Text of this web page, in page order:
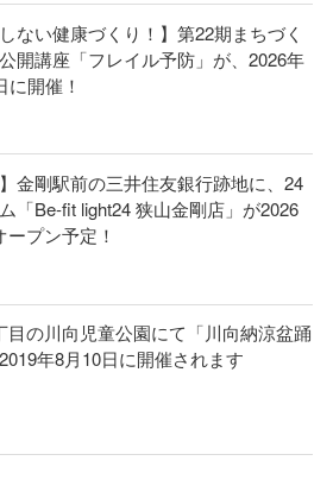
しない健康づくり！】第22期まちづく
開講座「フレイル予防」が、2026年
に開催！
】金剛駅前の三井住友銀行跡地に、24
「Be-fit light24 狭山金剛店」が2026
ープン予定！
目の川向児童公園にて「川向納涼盆踊
年8月10日に開催されます